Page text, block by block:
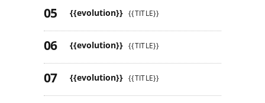
{{evolution}} {{TITLE}}
{{evolution}} {{TITLE}}
{{evolution}} {{TITLE}}